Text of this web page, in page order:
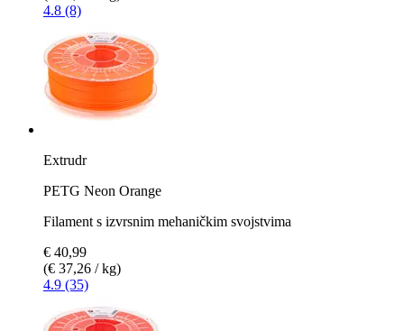
4.8 (8)
Extrudr
PETG Neon Orange
Filament s izvrsnim mehaničkim svojstvima
€ 40,99
(€ 37,26 / kg)
4.9 (35)